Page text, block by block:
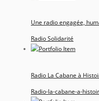
Une radio engagée,
Radio Solidarité
Radio La Cabane à
Radio-la-cabane-a-